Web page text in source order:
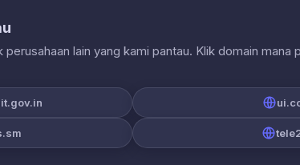
lain yang kami pantau. Klik domain mana